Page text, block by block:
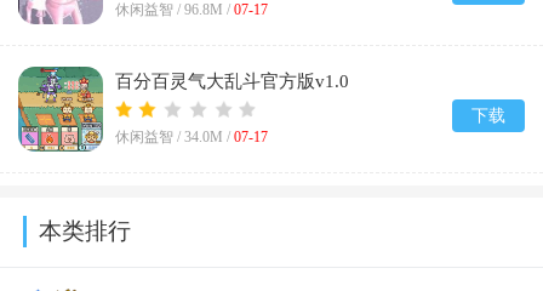
休闲益智 / 96.8M / 07-17
百分百灵气大乱斗官方版v1.0
休闲益智 / 34.0M / 07-17
下载
本类排行